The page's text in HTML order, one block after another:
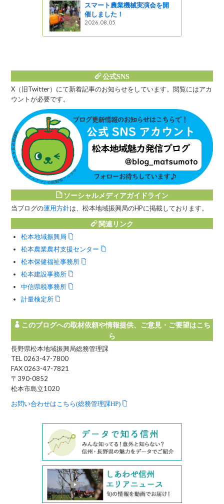
スマート農業機械実演会を開
催しました！
2026.08.05
公式SNS
X（旧Twitter）にて新着記事のお知らせをしています。閲覧にはアカ
ウントが必要です。
ソーシャルメディアガイドライン
当ブログの運用方針は、松本地域振興局のHPに掲載しております。
関連リンク
松本地域振興局
松本農業農村支援センター
松本保健福祉事務所
松本建設事務所
中信県税事務所
計量検定所
このブログへの取材依頼や情報提供、ご意見・ご要望はこち
ら
長野県松本地域振興局総務管理課
TEL 0263-47-7800
FAX 0263-47-7821
〒390-0852
松本市島立1020
お問い合わせはこちら(総務管理課HP)